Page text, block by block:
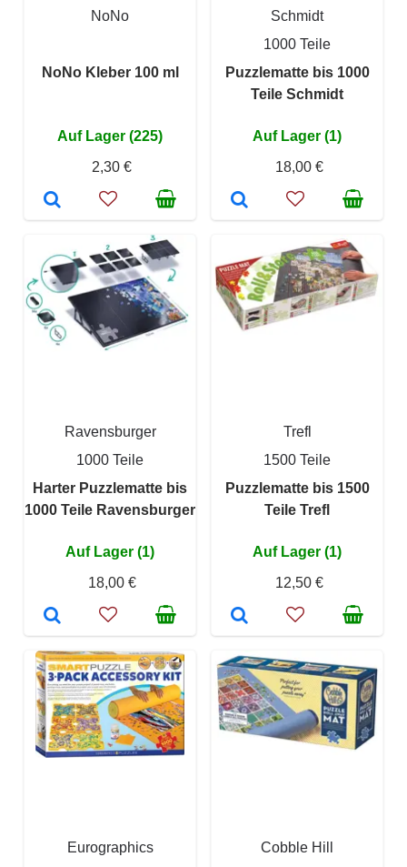
NoNo
NoNo Kleber 100 ml
Auf Lager (225)
2,30 €
Schmidt
1000 Teile
Puzzlematte bis 1000
Teile Schmidt
Auf Lager (1)
18,00 €
Ravensburger
1000 Teile
Harter Puzzlematte bis
1000 Teile Ravensburger
Auf Lager (1)
18,00 €
Trefl
1500 Teile
Puzzlematte bis 1500
Teile Trefl
Auf Lager (1)
12,50 €
Eurographics
Cobble Hill